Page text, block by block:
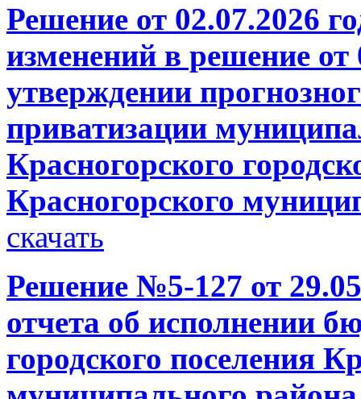
Решение от 02.07.2026
изменений в решение
утверждении
приватизации
Красногорского
Красногорского
скачать
Решение №5-127 от
отчета об исполнении
городского поселения